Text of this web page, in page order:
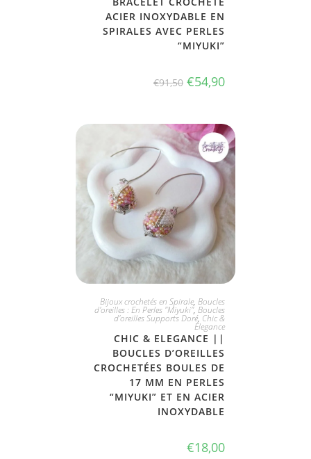
ACIER INOXYDABLE EN
SPIRALES AVEC PERLES
“MIYUKI”
€91,50 €54,90
JE L'ADOPTE
Bijoux crochetés en Spirale, Boucles
d'oreilles : En Perles "Miyuki", Boucles
d'oreilles Supports Doré, Chic &
Elegance
CHIC & ELEGANCE ||
BOUCLES D’OREILLES
CROCHETÉES BOULES DE
17 MM EN PERLES
“MIYUKI” ET EN ACIER
INOXYDABLE
€18,00